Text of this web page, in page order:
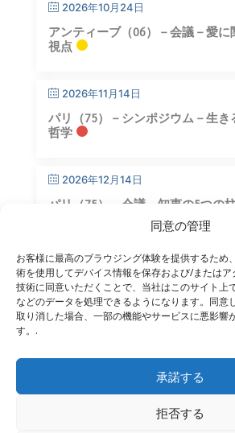
同意の管理
お客様に最高のブラウジング体験を提供するため
術を使用してデバイス情報を保存および/または
技術に同意いただくことで、当社はこのサイト上
などのデータを処理できるようになります。同意
取り消した場合、一部の機能やサービスに悪影響
す。.
承諾する
拒否する
2026年10月24日
アンティーブ（06）－会議－愛に
視点
2026年11月14日
パリ（75）－シンポジウム－生き
哲学
2026年12月14日
パリ（75）－会議－知恵の5つの